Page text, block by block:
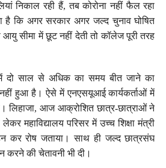
निकाल रही हैं, तब कोरोना नहीं फैल रहा
कि अगर सरकार अगर जल्द चुनाव घोषित
आयु सीमा में छूट नहीं देती तो कॉलेज पूरी तरह
में दो साल से अधिक का समय बीत जाने का
हुआ है। ऐसे में एनएसयूआई कार्यकर्ताओं में
लिहाजा, आज आक्रोशित छात्र-छात्राओं ने
महाविद्यालय परिसर में उच्च शिक्षा मंत्री
कर रोष जताया। साथ ही जल्द छात्रसंघ
करने की चेतावनी भी दी।